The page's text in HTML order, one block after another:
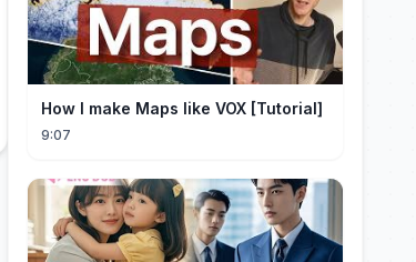
How I make Maps like VOX [Tutorial]
9:07